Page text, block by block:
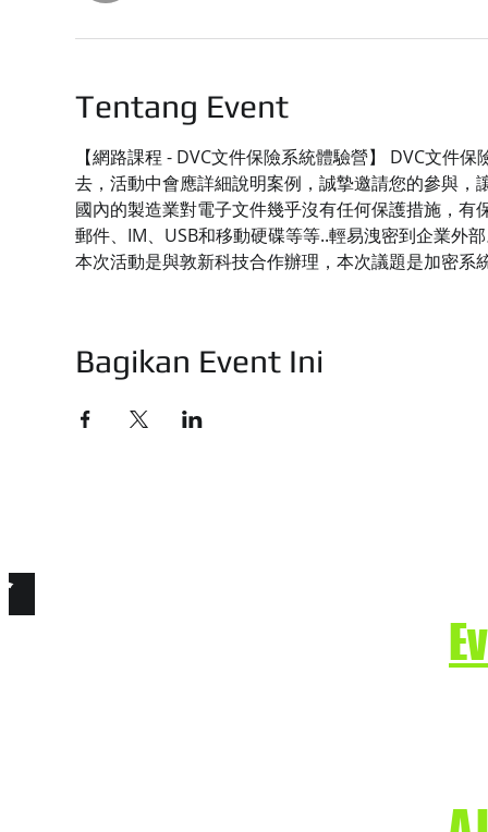
Tentang Event
【網路課程 - DVC文件保險系統體驗營】 DVC文件
去，活動中會應詳細說明案例，誠摯邀請您的參與，
國內的製造業對電子文件幾乎沒有任何保護措施，
郵件、IM、USB和移動硬碟等等..輕易洩密到企業外
本次活動是與敦新科技合作辦理，本次議題是加密系
Bagikan Event Ini
限公司